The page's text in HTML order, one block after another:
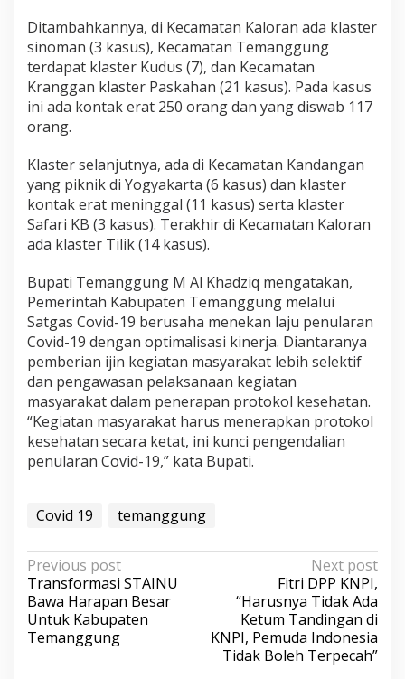
k
o
l
K
e
s
a
t
a
n
Ditambahkannya, di Kecamatan Kaloran ada klaster
sinoman (3 kasus), Kecamatan Temanggung
terdapat klaster Kudus (7), dan Kecamatan
Kranggan klaster Paskahan (21 kasus). Pada kasus
ini ada kontak erat 250 orang dan yang diswab 117
orang.
Klaster selanjutnya, ada di Kecamatan Kandangan
yang piknik di Yogyakarta (6 kasus) dan klaster
kontak erat meninggal (11 kasus) serta klaster
Safari KB (3 kasus). Terakhir di Kecamatan Kaloran
ada klaster Tilik (14 kasus).
Bupati Temanggung M Al Khadziq mengatakan,
Pemerintah Kabupaten Temanggung melalui
Satgas Covid-19 berusaha menekan laju penularan
Covid-19 dengan optimalisasi kinerja. Diantaranya
pemberian ijin kegiatan masyarakat lebih selektif
dan pengawasan pelaksanaan kegiatan
masyarakat dalam penerapan protokol kesehatan.
“Kegiatan masyarakat harus menerapkan protokol
kesehatan secara ketat, ini kunci pengendalian
penularan Covid-19,” kata Bupati.
Covid 19 temanggung
P
o
s
t
Previous post
Transformasi STAINU
Bawa Harapan Besar
Untuk Kabupaten
Temanggung
Next post
Fitri DPP KNPI,
“Harusnya Tidak Ada
Ketum Tandingan di
KNPI, Pemuda Indonesia
Tidak Boleh Terpecah”